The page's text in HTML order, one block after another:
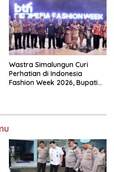
Wastra Simalungun Curi
Perhatian di Indonesia
Fashion Week 2026, Bupati